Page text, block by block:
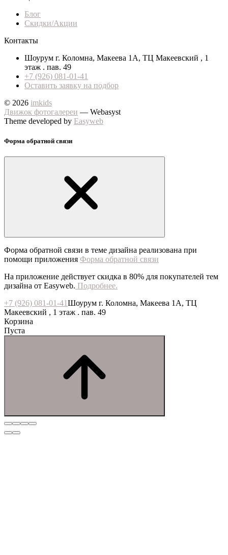
Блог
Скидки/Акции
Контакты
Шоурум г. Коломна, Макеева 1А, ТЦ Макеевский , 1
этаж . пав. 49
+7 (926) 081-01-41
Оставить заявку на подбор
© 2026 imkids
Движок фотогалереи — Webasyst
Theme developed by Easyweb
Форма обратной связи
Форма обратной связи в теме дизайна реализована при
помощи приложения Форма обратной связи
На приложение действует скидка в 80% для покупателей тем
дизайна от Easyweb. Подробнее.
+7 (926) 081-01-41Шоурум г. Коломна, Макеева 1А, ТЦ
Макеевский , 1 этаж . пав. 49
Корзина
Пуста